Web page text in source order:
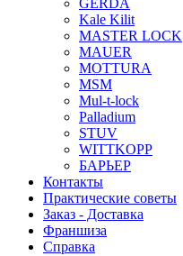
GERDA
Kale Kilit
MASTER LOCK
MAUER
MOTTURA
MSM
Mul-t-lock
Palladium
STUV
WITTKOPP
БАРЬЕР
Контакты
Практические советы
Заказ - Доставка
Франшиза
Справка